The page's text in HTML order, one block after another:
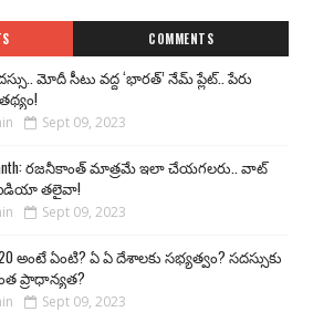
COMMENTS
మోదీ సీటు వద్ద ‘భారత్’ నేమ్ ప్లేట్‌.. పేరు
Sept 09, 2023
రజనీకాంత్ మాత్రమే ఇలా చేయగలరు.. వాట్
తలైవా!
Sept 09, 2023
అంటే ఏంటి? ఏ ఏ దేశాలకు సభ్యత్వం? సదస్సుకు
ప్రాధాన్యత?
Sept 09, 2023